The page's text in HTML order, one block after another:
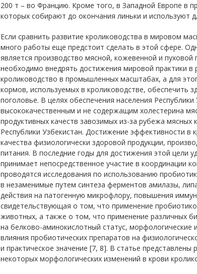
200 т – во Францию. Кроме того, в Западной Европе в
которых собирают до окончания линьки и используют
Если сравнить развитие кролиководства в мировом
много работы еще предстоит сделать в этой сфере.
является производство мясной, кожевенной и пуховой
необходимо внедрять достижения мировой практики в
кролиководство в промышленных масштабах, а для
кормов, используемых в кролиководстве, обеспечить
поголовье. В целях обеспечения населения
высококачественным и не содержащим холестерина
продуктивных качеств завозимых из-за рубежа
Республики Узбекистан. Достижение эффективности в
качества физиологически здоровой продукции,
питания. В последние годы для достижения этой цели
принимает непосредственное участие в координации
проводятся исследования по использованию
в незаменимые путем синтеза ферментов амилазы,
действия на патогенную микрофлору, повышения
свидетельствующая о том, что применение
животных, а также о том, что применение различных
на белково-аминокислотный статус, морфологические
влияния пробиотических препаратов на
и практическое значение [7, 8]. В статье
некоторых морфологических изменений в крови